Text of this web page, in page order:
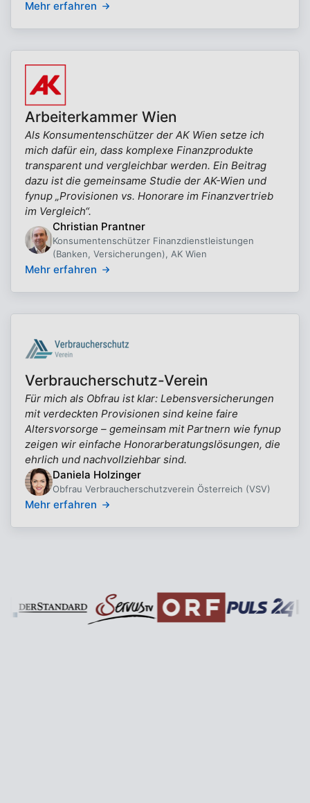
Mehr erfahren
Arbeiterkammer Wien
Als Konsumentenschützer der AK Wien setze ich
mich dafür ein, dass komplexe Finanzprodukte
transparent und vergleichbar werden. Ein Beitrag
dazu ist die gemeinsame Studie der AK-Wien und
fynup „Provisionen vs. Honorare im Finanzvertrieb
im Vergleich“.
Christian Prantner
Konsumentenschützer Finanzdienstleistungen
(Banken, Versicherungen), AK Wien
Mehr erfahren
Verbraucherschutz-Verein
Für mich als Obfrau ist klar: Lebensversicherungen
mit verdeckten Provisionen sind keine faire
Altersvorsorge – gemeinsam mit Partnern wie fynup
zeigen wir einfache Honorarberatungslösungen, die
ehrlich und nachvollziehbar sind.
Daniela Holzinger
Obfrau Verbraucherschutzverein Österreich (VSV)
Mehr erfahren